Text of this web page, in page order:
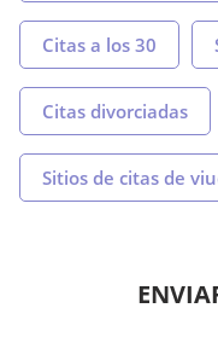
Citas a los 30
Citas divorciadas
Sitios de citas de